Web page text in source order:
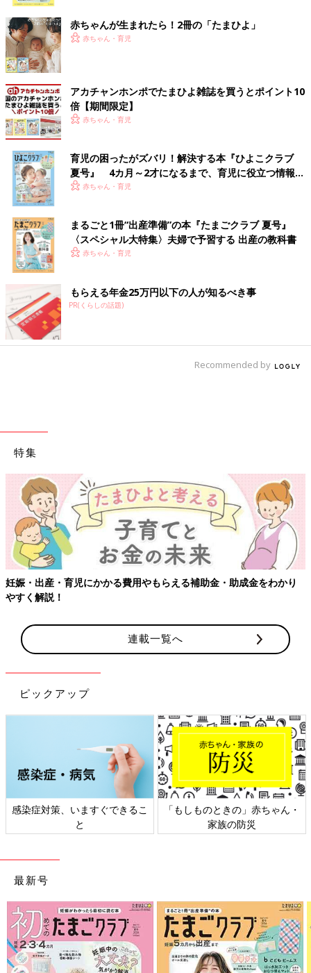
赤ちゃんが生まれたら！2冊の「たまひよ」
赤ちゃん・育児
アカチャンホンポでたまひよ雑誌を買うとポイント10
倍【期間限定】
赤ちゃん・育児
育児の困ったがズバリ！解決する本『ひよこクラブ
夏号』 4カ月～2才になるまで、育児に役立つ情報が
いっぱい！
赤ちゃん・育児
まるごと1冊“出産準備”の本『たまごクラブ 夏号』
〈スペシャル大特集〉夫婦で予習する 出産の教科書
赤ちゃん・育児
もらえる年金25万円以下の人が知るべき事
PR(くらしの話題)
Recommended by
特集
妊娠・出産・育児にかかる費用やもらえる補助金・助成金をわかり
やすく解説！
連載一覧へ
ピックアップ
感染症対策、いますぐできるこ
と
「もしものときの」赤ちゃん・
家族の防災
最新号